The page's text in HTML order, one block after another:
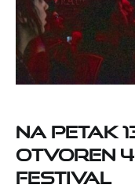
Na petak
otvoren
Festival